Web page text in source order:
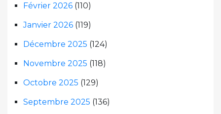
Février 2026 (110)
Janvier 2026 (119)
Décembre 2025 (124)
Novembre 2025 (118)
Octobre 2025 (129)
Septembre 2025 (136)